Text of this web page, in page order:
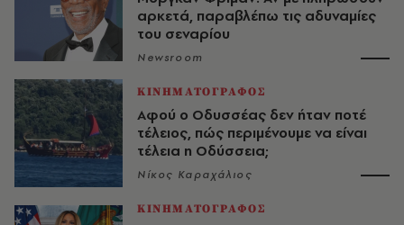
αρκετά, παραβλέπω τις αδυναμίες
του σεναρίου
Newsroom
ΚΙΝΗΜΑΤΟΓΡΑΦΟΣ
Αφού ο Οδυσσέας δεν ήταν ποτέ
τέλειος, πώς περιμένουμε να είναι
τέλεια η Οδύσσεια;
Νίκος Καραχάλιος
ΚΙΝΗΜΑΤΟΓΡΑΦΟΣ